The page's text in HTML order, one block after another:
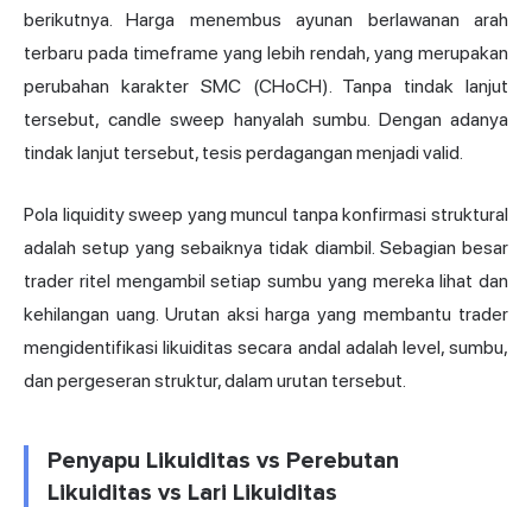
berikutnya. Harga menembus ayunan berlawanan arah
terbaru pada timeframe yang lebih rendah, yang merupakan
perubahan karakter SMC (CHoCH). Tanpa tindak lanjut
tersebut, candle sweep hanyalah sumbu. Dengan adanya
tindak lanjut tersebut, tesis perdagangan menjadi valid.
Pola liquidity sweep yang muncul tanpa konfirmasi struktural
adalah setup yang sebaiknya tidak diambil. Sebagian besar
trader ritel mengambil setiap sumbu yang mereka lihat dan
kehilangan uang. Urutan aksi harga yang membantu trader
mengidentifikasi likuiditas secara andal adalah level, sumbu,
dan pergeseran struktur, dalam urutan tersebut.
Penyapu Likuiditas vs Perebutan
Likuiditas vs Lari Likuiditas